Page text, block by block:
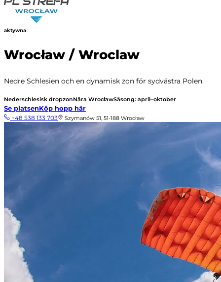
aktywna
Wrocław / Wroclaw
Nedre Schlesien och en dynamisk zon för sydvästra Polen.
Nederschlesisk dropzonNära WrocławSäsong: april–oktober
Se platsenKöp hopp här
+48 538 133 703 Szymanów 51, 51-188 Wrocław